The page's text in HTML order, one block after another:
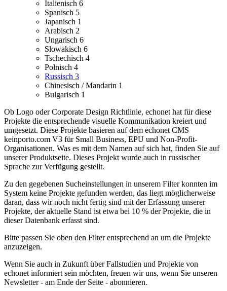
Italienisch 6
Spanisch 5
Japanisch 1
Arabisch 2
Ungarisch 6
Slowakisch 6
Tschechisch 4
Polnisch 4
Russisch 3
Chinesisch / Mandarin 1
Bulgarisch 1
Ob Logo oder Corporate Design Richtlinie, echonet hat für diese
Projekte die entsprechende visuelle Kommunikation kreiert und
umgesetzt. Diese Projekte basieren auf dem echonet CMS
keinporto.com V3 für Small Business, EPU und Non-Profit-
Organisationen. Was es mit dem Namen auf sich hat, finden Sie auf
unserer Produktseite. Dieses Projekt wurde auch in russischer
Sprache zur Verfügung gestellt.
Zu den gegebenen Sucheinstellungen in unserem Filter konnten im
System keine Projekte gefunden werden, das liegt möglicherweise
daran, dass wir noch nicht fertig sind mit der Erfassung unserer
Projekte, der aktuelle Stand ist etwa bei 10 % der Projekte, die in
dieser Datenbank erfasst sind.
Bitte passen Sie oben den Filter entsprechend an um die Projekte
anzuzeigen.
Wenn Sie auch in Zukunft über Fallstudien und Projekte von
echonet informiert sein möchten, freuen wir uns, wenn Sie unseren
Newsletter - am Ende der Seite - abonnieren.